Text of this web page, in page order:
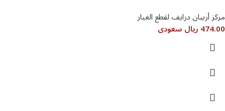
مركز أربيان درايف لقطع الغيار
474.00 ريال سعودى